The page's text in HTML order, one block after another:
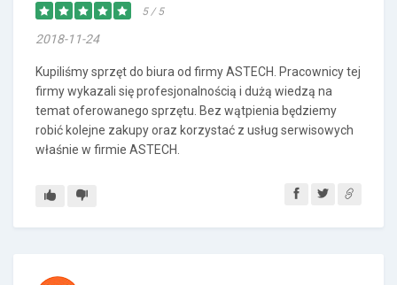
5 / 5
2018-11-24
Kupiliśmy sprzęt do biura od firmy ASTECH. Pracownicy tej
firmy wykazali się profesjonalnością i dużą wiedzą na
temat oferowanego sprzętu. Bez wątpienia będziemy
robić kolejne zakupy oraz korzystać z usług serwisowych
właśnie w firmie ASTECH.